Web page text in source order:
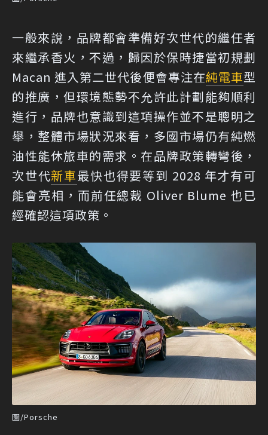
一般來說，品牌都會準備好次世代的繼任者
來繼承香火，不過，歸因於保時捷當初規劃
Macan 進入第二世代後便會專注在純電車型
的推廣，但環境態勢不允許此計劃能夠順利
進行，品牌也意識到這項操作並不是聰明之
舉，整體市場狀況來看，多國市場仍有純燃
油性能休旅車的需求。在品牌政策轉彎後，
次世代新車最快也得要等到 2028 年才有可
能會亮相，而前任總裁 Oliver Blume 也已
經確認這項政策。
圖/Porsche